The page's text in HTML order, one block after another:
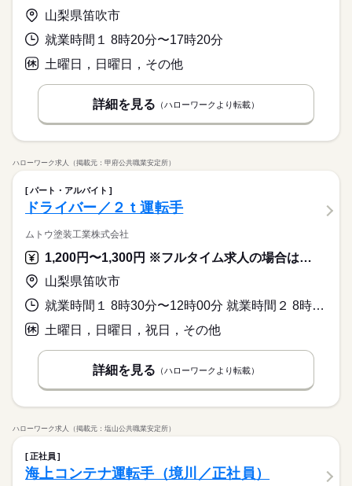
山梨県笛吹市
就業時間１ 8時20分〜17時20分
土曜日，日曜日，その他
詳細を見る （ハローワークより転載）
ハローワーク求人（掲載元：甲府公共職業安定所）
パート・アルバイト
ドライバー／２ｔ運転手
ムトウ塗装工業株式会社
1,200円〜1,300円 ※フルタイム求人の場合は月額（換算額）、パート求人の場合は時間額を表示しています。
山梨県笛吹市
就業時間１ 8時30分〜12時00分 就業時間２ 8時30分〜14時00分 就業時間３ 8時30分〜15時00分 又は 8時30分〜15時00分の時間の間の3時間以上 就業時間に関する特記事項 （１）～（３）は就業時間例です。就業時間は８：３０～１５：０
土曜日，日曜日，祝日，その他
詳細を見る （ハローワークより転載）
ハローワーク求人（掲載元：塩山公共職業安定所）
正社員
海上コンテナ運転手（境川／正社員）